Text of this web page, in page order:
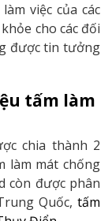
việc của các
cho các đối
được tin tưởng
tấm làm
chia thành 2
làm mát chống
còn được phân
Quốc, tấm